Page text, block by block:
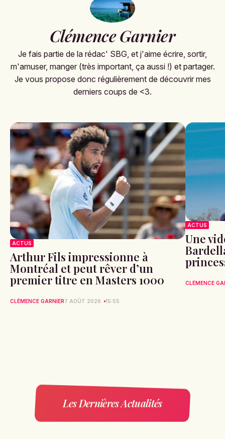
Clémence Garnier
Je fais partie de la rédac' SBG, et j'aime écrire, sortir,
m'amuser, manger (très important, ça aussi !) et partager.
Je vous propose donc régulièrement de découvrir mes
derniers coups de <3.
ACTUS
Arthur Fils impressionne à
Montréal et peut rêver d’un
premier titre en Masters 1000
CLÉMENCE GARNIER7 AOÛT 2026 15:55
ACTUS
Une
CLÉMENCE
Les Dernières Actualités